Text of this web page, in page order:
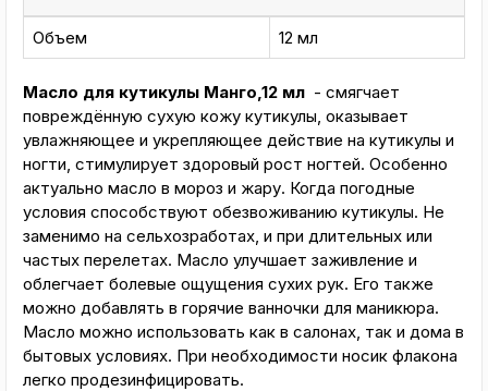
Объем 12 мл
Масло для кутикулы Манго,12 мл - смягчает
повреждённую сухую кожу кутикулы, оказывает
увлажняющее и укрепляющее действие на кутикулы и
ногти, стимулирует здоровый рост ногтей. Особенно
актуально масло в мороз и жару. Когда погодные
условия способствуют обезвоживанию кутикулы. Не
заменимо на сельхозработах, и при длительных или
частых перелетах. Масло улучшает заживление и
облегчает болевые ощущения сухих рук. Его также
можно добавлять в горячие ванночки для маникюра.
Масло можно использовать как в салонах, так и дома в
бытовых условиях. При необходимости носик флакона
легко продезинфицировать.